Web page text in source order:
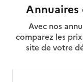
Avec nos
comparez les
site de votre